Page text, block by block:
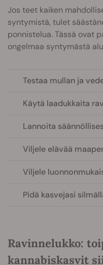
Jos teet kaiken
syntymistä, tulet
ponnistelua. Tässä ovat
ongelmaa syntymästä
Testaa mullan ja
Käytä laadukkaita
Lannoita
Viljele elävää
Viljele
Pidä kasvejasi
Ravinnelukko:
kannabiskasvit